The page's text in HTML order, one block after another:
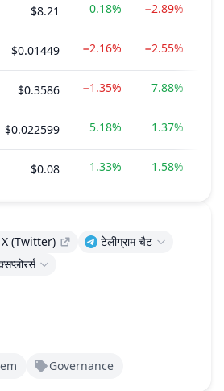
$8.21 0.18% −2.89%
$0.01449 −2.16% −2.55%
$0.3586 −1.35% 7.88%
$0.022599 5.18% 1.37%
$0.08 1.33% 1.58%
Governance
X (Twitter)
टेलीग्राम चैट